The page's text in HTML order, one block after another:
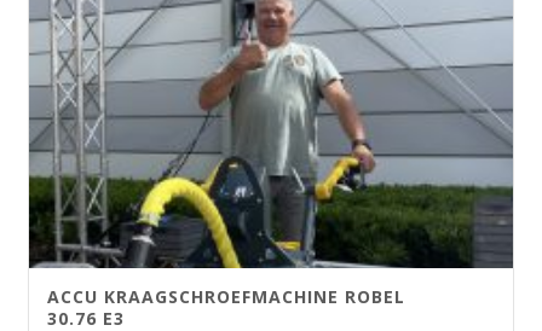
ACCU KRAAGSCHROEFMACHINE ROBEL
30.76 E3